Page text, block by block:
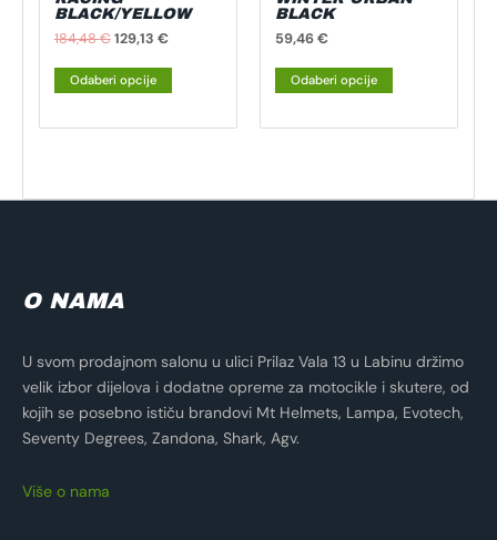
BLACK/YELLOW
184,48€ 129,13 €
Odaberi opcije
stranici
BLACK
59,46€
Odaberi opcije
stranici
O NAMA
U svom prodajnom salonu u ulici Prilaz Vala 13 u Labinu držimo
velik izbor dijelova i dodatne opreme za motocikle i skutere, od
kojih se posebno ističu brandovi Mt Helmets, Lampa, Evotech,
Seventy Degrees, Zandona, Shark, Agv.
Više o nama